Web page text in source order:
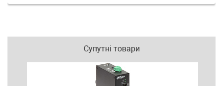
Супутні товари